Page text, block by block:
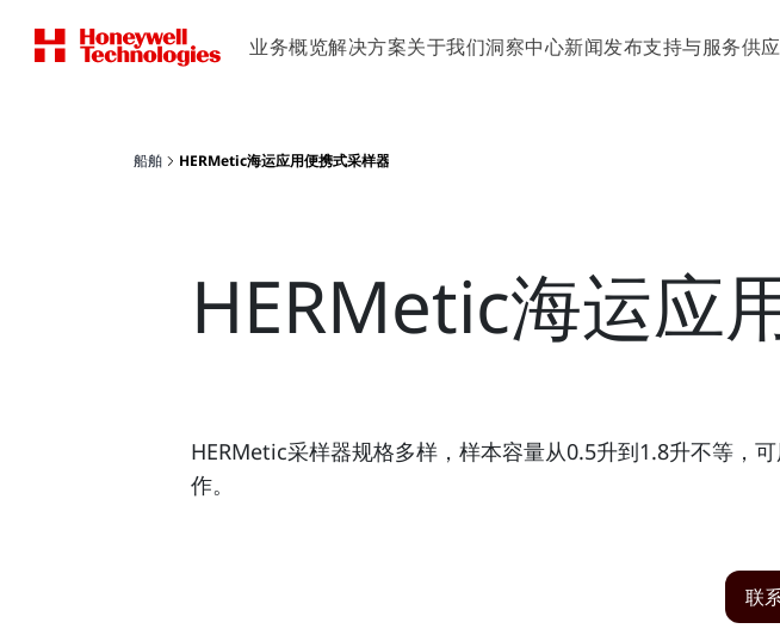
业务概览解决方案关于我们洞察中心新闻发布支持与服务供
船舶 HERMetic海运应用便携式采样器
HERMetic海运应
HERMetic采样器规格多样，样本容量从0.5升到1.8升不等，
作。
联